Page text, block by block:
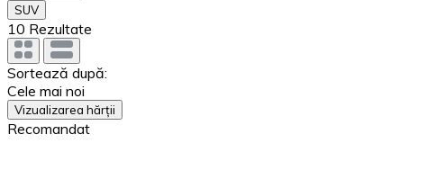
SUV
10 Rezultate
Sortează după:
Cele mai noi
Vizualizarea hărții
Recomandat